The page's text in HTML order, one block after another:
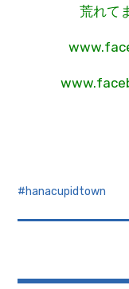
荒れて
hanacupidtown
稿